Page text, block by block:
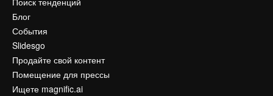
Блог
События
Slidesgo
Продайте свой контент
Помещение для прессы
Ищете magnific.ai